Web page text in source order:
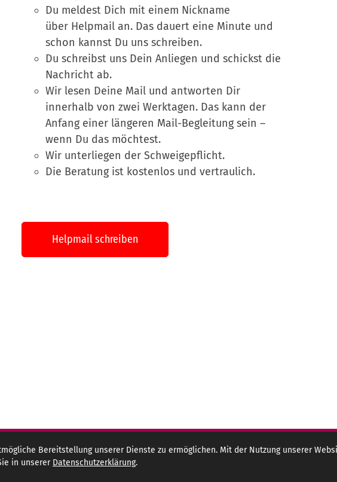
Du meldest Dich mit einem Nickname
über Helpmail an. Das dauert eine Minute und
schon kannst Du uns schreiben.
Du schreibst uns Dein Anliegen und schickst die
Nachricht ab.
Wir lesen Deine Mail und antworten Dir
innerhalb von zwei Werktagen. Das kann der
Anfang einer längeren Mail-Begleitung sein –
wenn Du das möchtest.
Wir unterliegen der Schweigepflicht.
Die Beratung ist kostenlos und vertraulich.
Helpmail schreiben
Bereitstellung unserer Dienste zu ermöglichen. Mit der Nutzung unserer
in unserer Datenschutzerklärung.